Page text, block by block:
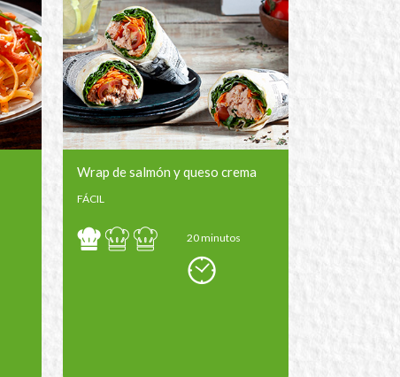
Wrap de salmón y queso crema
FÁCIL
20 minutos